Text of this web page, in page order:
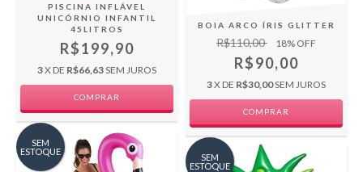
PISCINA INFLÁVEL
UNICÓRNIO INFANTIL
45LITROS
R$199,90
3X DE R$66,63SEM JUROS
BOIA ARCO ÍRIS GLITTER
R$110,00 18% OFF
R$90,00
3X DE R$30,00SEM JUROS
SEM
ESTOQUE
SEM
ESTOQUE